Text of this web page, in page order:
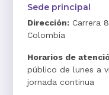
Sede principal
Dirección: Carrera
Colombia
Horarios de
público de lunes a
jornada continua